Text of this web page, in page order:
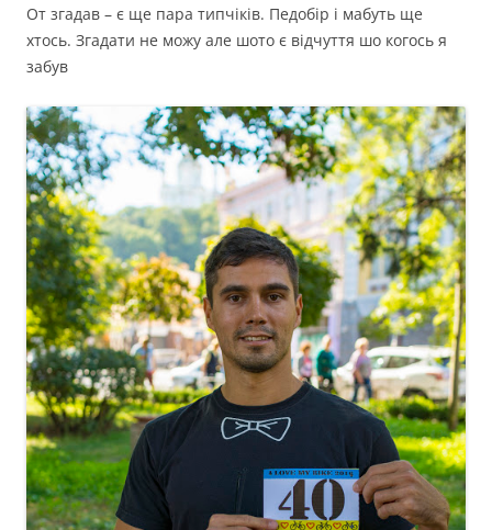
От згадав – є ще пара типчіків. Педобір і мабуть ще
хтось. Згадати не можу але шото є відчуття шо когось я
забув